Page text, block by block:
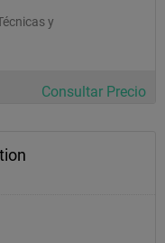
y
Consultar Precio